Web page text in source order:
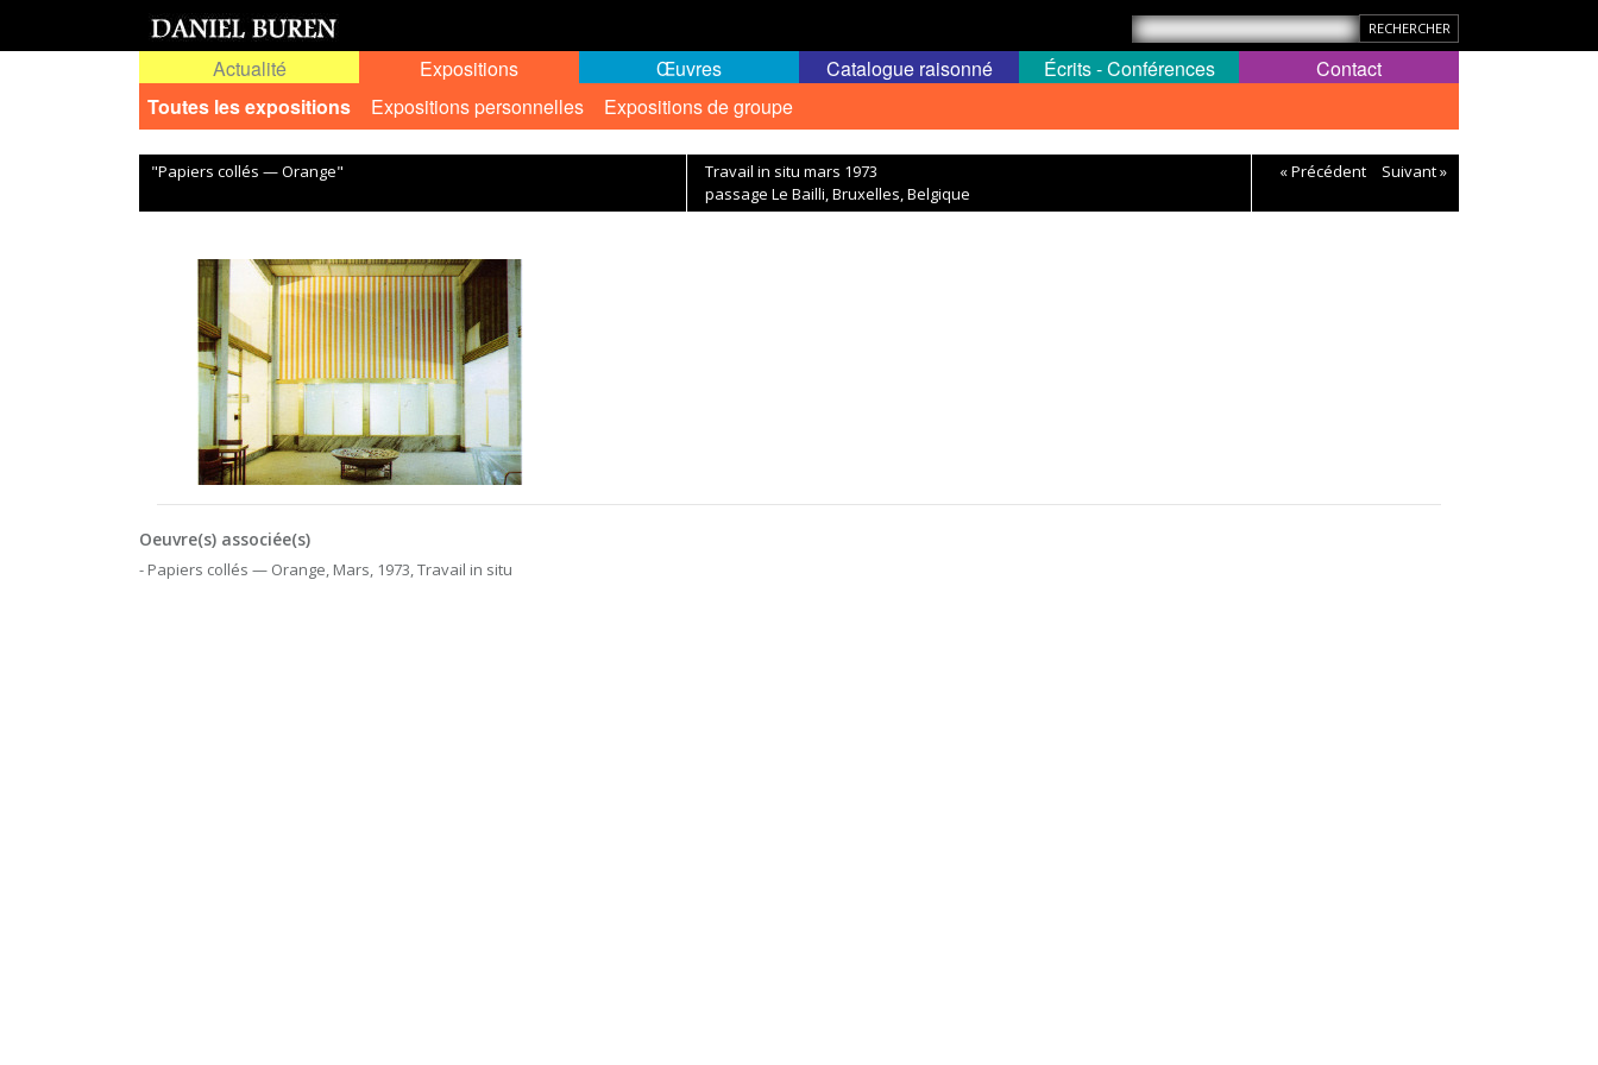
Actualité
Expositions
Toutes les expositions
Expositions personnelles Expositions de groupe
Œuvres Catalogue raisonné Écrits - Conférences Contact
"Papiers collés — Orange"
Travail in situ mars 1973
passage Le Bailli, Bruxelles, Belgique
« Précédent Suivant »
Oeuvre(s) associée(s)
- Papiers collés — Orange, Mars, 1973, Travail in situ